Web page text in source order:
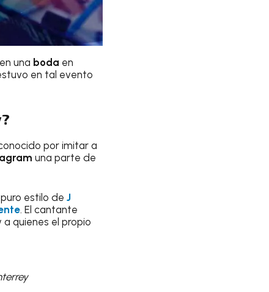
en una boda en
en tal evento
por imitar a
una parte de
estilo de J
. El cantante
a quienes el propio